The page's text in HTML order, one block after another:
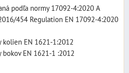
podľa normy 17092-4:2020 A
454 Regulation EN 17092-4:2020
EN 1621-1:2012
EN 1621-1 :2012